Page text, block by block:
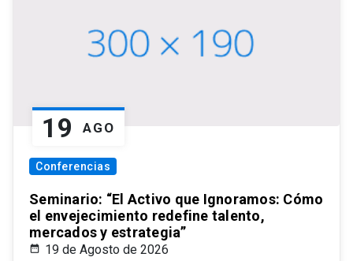
19 AGO
Conferencias
Seminario: “El Activo que Ignoramos: Cómo
el envejecimiento redefine talento,
mercados y estrategia”
19 de Agosto de 2026